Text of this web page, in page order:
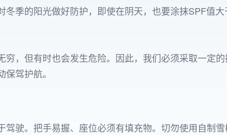
季的阳光做好防护，即使在阴天，也要涂抹SPF值
，但有时也会发生危险。因此，我们必须采取一定
驾护航。
驶。把手易握、座位必须有填充物。切勿使用自制